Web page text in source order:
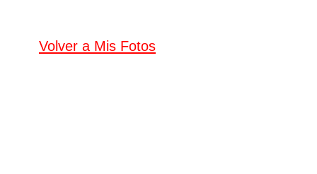
Volver a Mis Fotos